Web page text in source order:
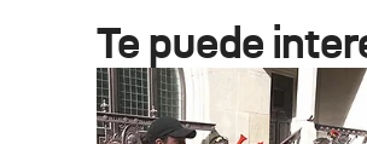
Te puede